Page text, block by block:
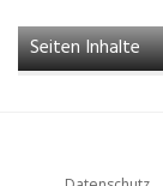
Seiten Inhalte